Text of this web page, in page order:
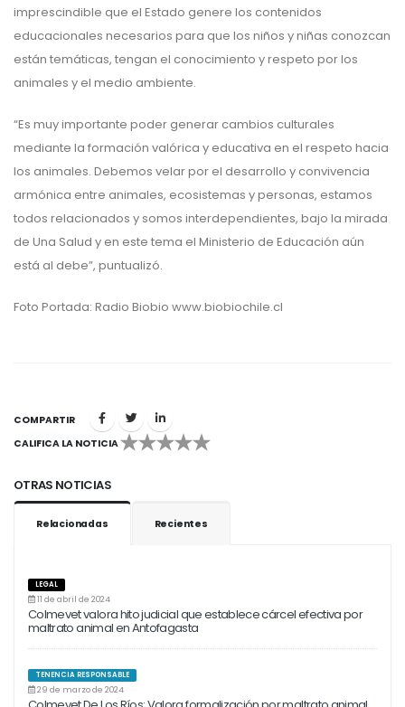
imprescindible que el Estado genere los contenidos
educacionales necesarios para que los niños y niñas conozcan
están temáticas, tengan el conocimiento y respeto por los
animales y el medio ambiente.
“Es muy importante poder generar cambios culturales
mediante la formación valórica y educativa en el respeto hacia
los animales. Debemos velar por el desarrollo y convivencia
armónica entre animales, ecosistemas y personas, estamos
todos relacionados y somos interdependientes, bajo la mirada
de Una Salud y en este tema el Ministerio de Educación aún
está al debe”, puntualizó.
Foto Portada: Radio Biobio www.biobiochile.cl
COMPARTIR
CALIFICA LA NOTICIA
1 2 3 4 5
OTRAS NOTICIAS
Relacionadas Recientes
LEGAL
11 de abril de 2024
Colmevet valora hito judicial que establece cárcel efectiva por
maltrato animal en Antofagasta
TENENCIA RESPONSABLE
29 de marzo de 2024